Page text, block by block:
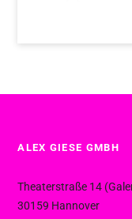
ALEX GIESE GMBH
Theaterstraße 14
30159 Hannover